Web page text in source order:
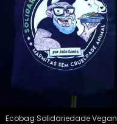
Ecobag Solidariedade Vegan